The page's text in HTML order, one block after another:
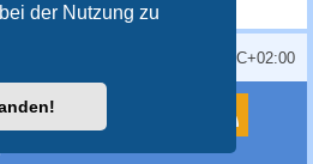
der Nutzung zu
UTC+02:00
© phpBB Limited